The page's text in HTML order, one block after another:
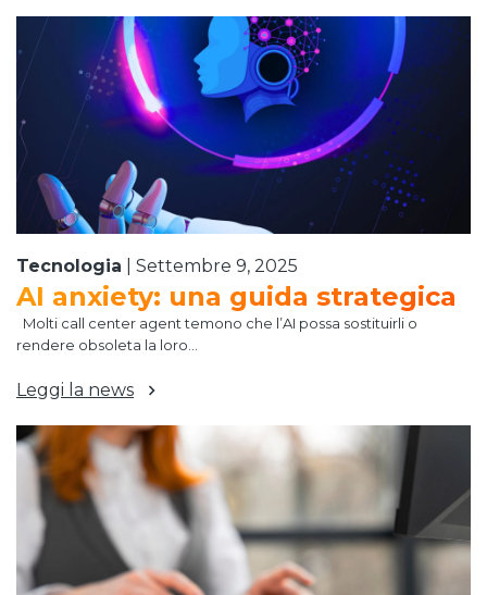
Tecnologia Settembre 9, 2025
AI anxiety: una guida strategica
Molti call center agent temono che l’AI possa sostituirli o
rendere obsoleta la loro...
Leggi la news